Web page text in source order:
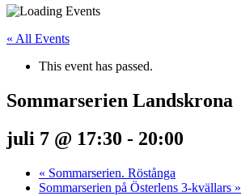
« All Events
This event has passed.
Sommarserien Landskrona
juli 7 @ 17:30 - 20:00
« Sommarserien. Röstånga
Sommarserien på Österlens 3-kvällars »